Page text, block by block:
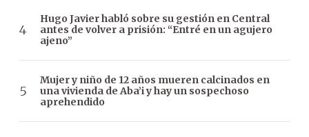
Hugo Javier habló sobre su gestión en Central
antes de volver a prisión: “Entré en un agujero
ajeno”
Mujer y niño de 12 años mueren calcinados en
una vivienda de Aba’i y hay un sospechoso
aprehendido